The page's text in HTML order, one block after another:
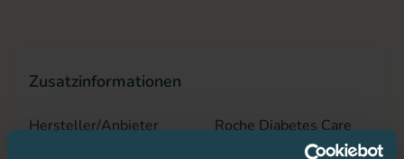
Zusatzinformationen
Hersteller/Anbieter Roche Diabetes Care